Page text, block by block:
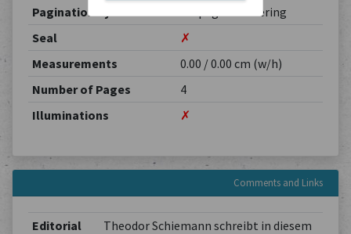
Pagination System
No page numbering
Seal
✗
Measurements
0.00 / 0.00 cm (w/h)
Number of Pages
4
Illuminations
✗
Comments and Links
Editorial
Theodor Schiemann schreibt in diesem